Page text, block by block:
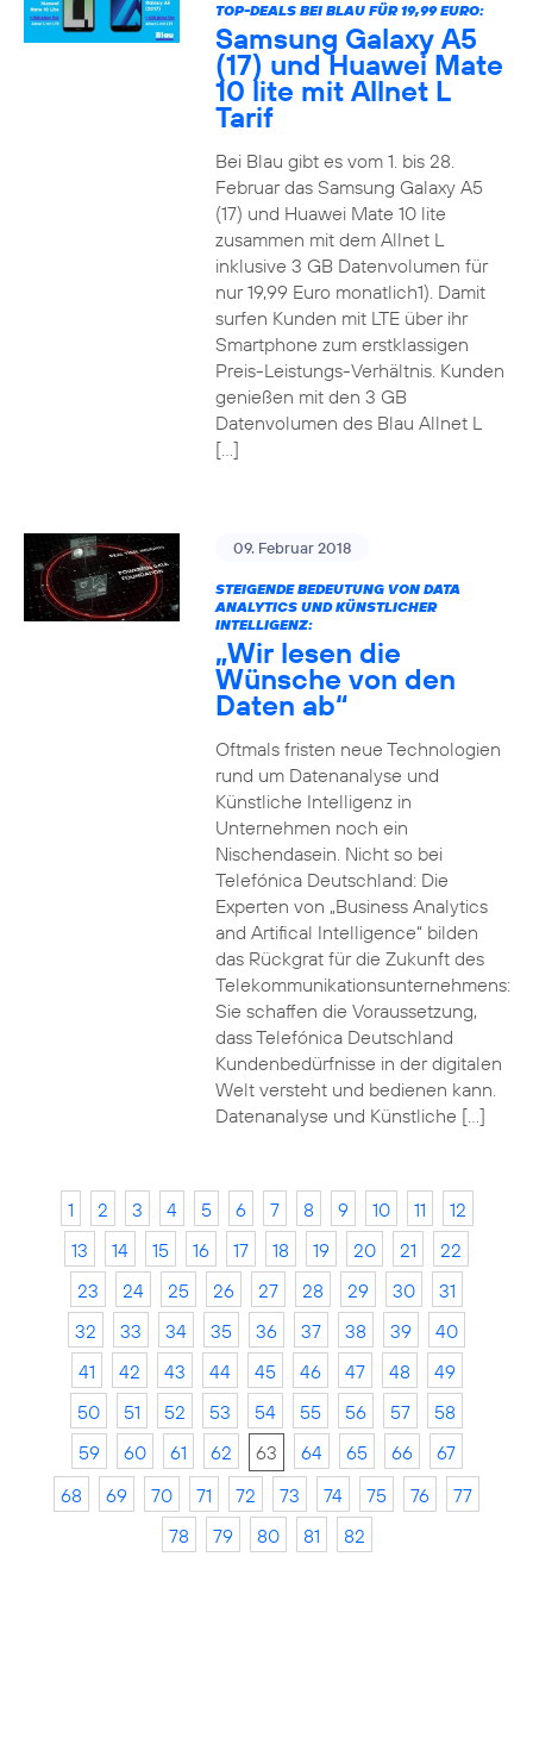
TOP-DEALS BEI BLAU FÜR 19,99 EURO:
Samsung Galaxy A5
(17) und Huawei Mate
10 lite mit Allnet L
Tarif
Bei Blau gibt es vom 1. bis 28.
Februar das Samsung Galaxy A5
(17) und Huawei Mate 10 lite
zusammen mit dem Allnet L
inklusive 3 GB Datenvolumen für
nur 19,99 Euro monatlich1). Damit
surfen Kunden mit LTE über ihr
Smartphone zum erstklassigen
Preis-Leistungs-Verhältnis. Kunden
genießen mit den 3 GB
Datenvolumen des Blau Allnet L
[…]
09. Februar 2018
STEIGENDE BEDEUTUNG VON DATA
ANALYTICS UND KÜNSTLICHER
INTELLIGENZ:
„Wir lesen die
Wünsche von den
Daten ab“
Oftmals fristen neue Technologien
rund um Datenanalyse und
Künstliche Intelligenz in
Unternehmen noch ein
Nischendasein. Nicht so bei
Telefónica Deutschland: Die
Experten von „Business Analytics
and Artifical Intelligence“ bilden
das Rückgrat für die Zukunft des
Telekommunikationsunternehmens:
Sie schaffen die Voraussetzung,
dass Telefónica Deutschland
Kundenbedürfnisse in der digitalen
Welt versteht und bedienen kann.
Datenanalyse und Künstliche […]
1 2 3 4 5 6 7 8 9 10 11
12
13
14 15 16 17 18 19 20 21
22
23
24 25 26 27 28 29 30
31
32
33 34 35 36 37 38 39
40
41
42 43 44 45 46 47 48
49
50
51 52 53 54 55 56 57
58
59
60 61 62 63 64 65 66
67
68
69 70 71 72 73 74 75 76
77
78
79 80 81 82